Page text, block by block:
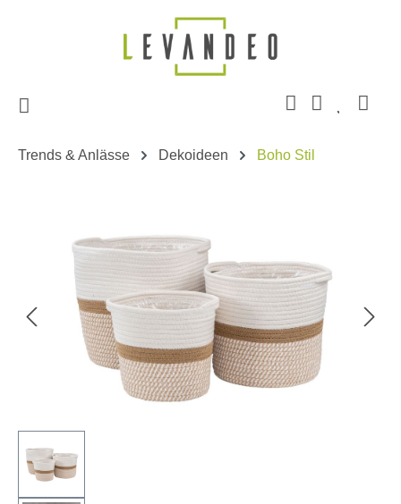
Zum Hauptinhalt springen
Trends & Anlässe Dekoideen Boho Stil